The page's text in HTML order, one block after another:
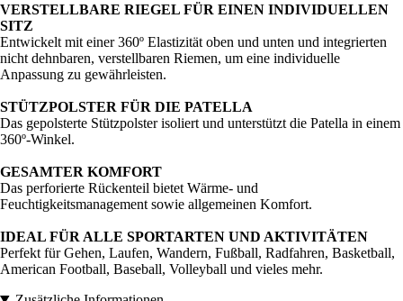
VERSTELLBARE RIEGEL FÜR EINEN INDIVIDUELLEN
SITZ
Entwickelt mit einer 360º Elastizität oben und unten und integrierten
nicht dehnbaren, verstellbaren Riemen, um eine individuelle
Anpassung zu gewährleisten.
STÜTZPOLSTER FÜR DIE PATELLA
Das gepolsterte Stützpolster isoliert und unterstützt die Patella in einem
360º-Winkel.
GESAMTER KOMFORT
Das perforierte Rückenteil bietet Wärme- und
Feuchtigkeitsmanagement sowie allgemeinen Komfort.
IDEAL FÜR ALLE SPORTARTEN UND AKTIVITÄTEN
Perfekt für Gehen, Laufen, Wandern, Fußball, Radfahren, Basketball,
American Football, Baseball, Volleyball und vieles mehr.